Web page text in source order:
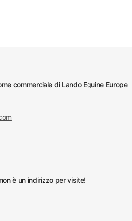
commerciale di Lando Equine Europe
è un indirizzo per visite!